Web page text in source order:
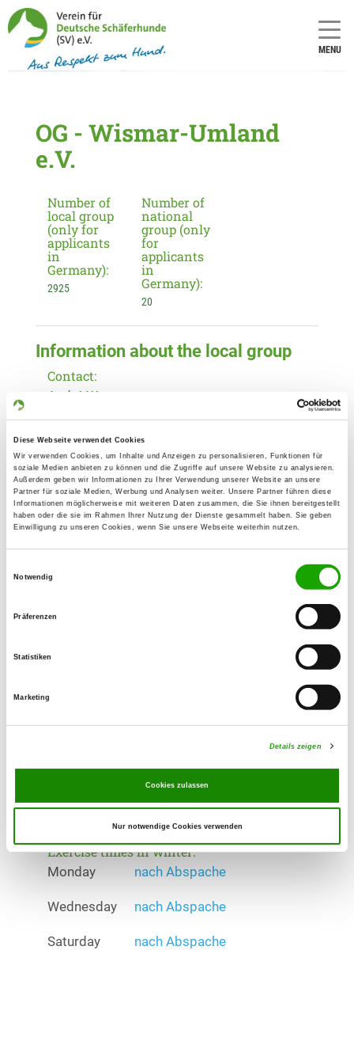
Diese Webseite verwendet Cookies
Wir verwenden Cookies, um Inhalte und Anzeigen zu personalisieren, Funktionen für
soziale Medien anbieten zu können und die Zugriffe auf unsere Website zu analysieren.
Außerdem geben wir Informationen zu Ihrer Verwendung unserer Website an unsere
Partner für soziale Medien, Werbung und Analysen weiter. Unsere Partner führen diese
Informationen möglicherweise mit weiteren Daten zusammen, die Sie ihnen bereitgestellt
haben oder die sie im Rahmen Ihrer Nutzung der Dienste gesammelt haben. Sie geben
Einwilligung zu unseren Cookies, wenn Sie unsere Webseite weiterhin nutzen.
Notwendig
Präferenzen
Statistiken
Marketing
Details zeigen
Cookies zulassen
Nur notwendige Cookies verwenden
MENU
OG - Wismar-Umland
e.V.
Number of
local group
(only for
applicants
in
Germany):
2925
Number of
national
group (only
for
applicants
in
Germany):
20
Information about the local group
Contact:
André Wengert
23966 Wismar
Training ground:
An der Wirtschaftsstr. 5
23972 Groß Stieten
Phone:
03841 763050
E-Mail:
Welpenspielstunde, Junghundgruppe,
Exercise times in summer:
16:00 h - 21:00 h
10:00 h - 15:00 h
Exercise times in winter:
Monday nach Abspache
Wednesday nach Abspache
Saturday nach Abspache